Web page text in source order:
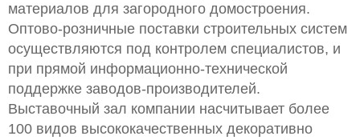
материалов для загородного домостроения.
Оптово-розничные поставки строительных систем
осуществляются под контролем специалистов, и
при прямой информационно-технической
поддержке заводов-производителей.
Выставочный зал компании насчитывает более
100 видов высококачественных декоративно